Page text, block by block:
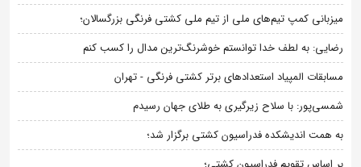
میزبانی کمپ تیم‌های ملی از تیم ملی کشتی فرنگی بزرگسالان؛
رضایی: به لطف خدا توانستم خوشرنگ‌ترین مدال را کسب کنم
مسابقات المپیاد استعدادهای برتر کشتی فرنگی - تهران
شمسی‌پور: با سلاح زیرگیری به طلای جهان رسیدم
به همت اندیشکده فدراسیون کشتی برگزار شد؛